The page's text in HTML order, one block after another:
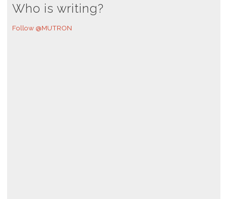
Who is writing?
Follow @MUTRON